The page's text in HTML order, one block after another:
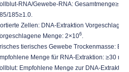
RNA/Gewebe-RNA: Gesamtmenge≥1
185≥1.0.
Zellen: DNA-Extraktion
Menge: 2×106.
tierisches Gewebe Trockenmasse:
Menge für RNA-Extraktion: ≥30 mg.
Empfohlene Menge zur DNA-